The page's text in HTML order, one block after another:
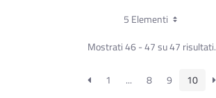
5 Elementi
Mostrati 46 - 47 su 47 risultati.
1 ... 8 9 10